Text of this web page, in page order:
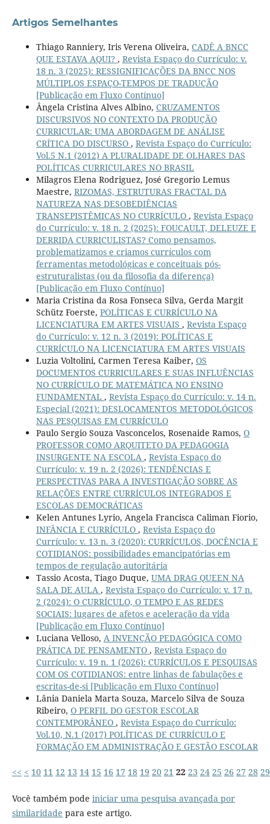
Artigos Semelhantes
Thiago Ranniery, Iris Verena Oliveira, CADÊ A BNCC
QUE ESTAVA AQUI? , Revista Espaço do Currículo: v.
18 n. 3 (2025): RESSIGNIFICAÇÕES DA BNCC NOS
MÚLTIPLOS ESPAÇO-TEMPOS DE TRADUÇÃO
[Publicação em Fluxo Contínuo]
Ângela Cristina Alves Albino, CRUZAMENTOS
DISCURSIVOS NO CONTEXTO DA PRODUÇÃO
CURRICULAR: UMA ABORDAGEM DE ANÁLISE
CRÍTICA DO DISCURSO , Revista Espaço do Currículo:
Vol.5 N.1 (2012) A PLURALIDADE DE OLHARES DAS
POLÍTICAS CURRICULARES NO BRASIL
Milagros Elena Rodriguez, José Gregorio Lemus
Maestre, RIZOMAS, ESTRUTURAS FRACTAL DA
NATUREZA NAS DESOBEDIÊNCIAS
TRANSEPISTÊMICAS NO CURRÍCULO , Revista Espaço
do Currículo: v. 18 n. 2 (2025): FOUCAULT, DELEUZE E
DERRIDA CURRICULISTAS? Como pensamos,
problematizamos e criamos currículos com
ferramentas metodológicas e conceituais pós-
estruturalistas (ou da filosofia da diferença)
[Publicação em Fluxo Contínuo]
Maria Cristina da Rosa Fonseca Silva, Gerda Margit
Schütz Foerste, POLÍTICAS E CURRÍCULO NA
LICENCIATURA EM ARTES VISUAIS , Revista Espaço
do Currículo: v. 12 n. 3 (2019): POLÍTICAS E
CURRÍCULO NA LICENCIATURA EM ARTES VISUAIS
Luzia Voltolini, Carmen Teresa Kaiber, OS
DOCUMENTOS CURRICULARES E SUAS INFLUÊNCIAS
NO CURRÍCULO DE MATEMÁTICA NO ENSINO
FUNDAMENTAL , Revista Espaço do Currículo: v. 14 n.
Especial (2021): DESLOCAMENTOS METODOLÓGICOS
NAS PESQUISAS EM CURRÍCULO
Paulo Sergio Souza Vasconcelos, Rosenaide Ramos, O
PROFESSOR COMO ARQUITETO DA PEDAGOGIA
INSURGENTE NA ESCOLA , Revista Espaço do
Currículo: v. 19 n. 2 (2026): TENDÊNCIAS E
PERSPECTIVAS PARA A INVESTIGAÇÃO SOBRE AS
RELAÇÕES ENTRE CURRÍCULOS INTEGRADOS E
ESCOLAS DEMOCRÁTICAS
Kelen Antunes Lyrio, Angela Francisca Caliman Fiorio,
INFÂNCIA E CURRÍCULO , Revista Espaço do
Currículo: v. 13 n. 3 (2020): CURRÍCULOS, DOCÊNCIA E
COTIDIANOS: possibilidades emancipatórias em
tempos de regulação autoritária
Tassio Acosta, Tiago Duque, UMA DRAG QUEEN NA
SALA DE AULA , Revista Espaço do Currículo: v. 17 n.
2 (2024): O CURRÍCULO, O TEMPO E AS REDES
SOCIAIS: lugares de afetos e aceleração da vida
[Publicação em Fluxo Contínuo]
Luciana Velloso, A INVENÇÃO PEDAGÓGICA COMO
PRÁTICA DE PENSAMENTO , Revista Espaço do
Currículo: v. 19 n. 1 (2026): CURRÍCULOS E PESQUISAS
COM OS COTIDIANOS: entre linhas de fabulações e
escritas-de-si [Publicação em Fluxo Contínuo]
Lânia Daniela Marta Souza, Marcelo Silva de Souza
Ribeiro, O PERFIL DO GESTOR ESCOLAR
CONTEMPORÂNEO , Revista Espaço do Currículo:
Vol.10, N.1 (2017) POLÍTICAS DE CURRÍCULO E
FORMAÇÃO EM ADMINISTRAÇÃO E GESTÃO ESCOLAR
<< < 10 11 12 13 14 15 16 17 18 19 20 21 22 23 24 25 26 27 28 29
Você também pode iniciar uma pesquisa avançada por
similaridade para este artigo.